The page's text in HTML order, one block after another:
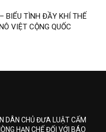
BIỂU TÌNH ĐẦY KHÍ THẾ
VIỆT CỘNG QUỐC
DÂN CHỦ ĐƯA LUẬT CẤM
HẠN CHẾ ĐỐI VỚI BÁO